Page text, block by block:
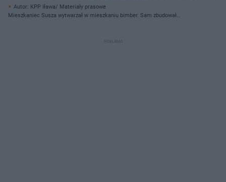
Autor: KPP Iława/ Materiały prasowe
Mieszkaniec Susza wytwarzał w mieszkaniu bimber. Sam zbudował